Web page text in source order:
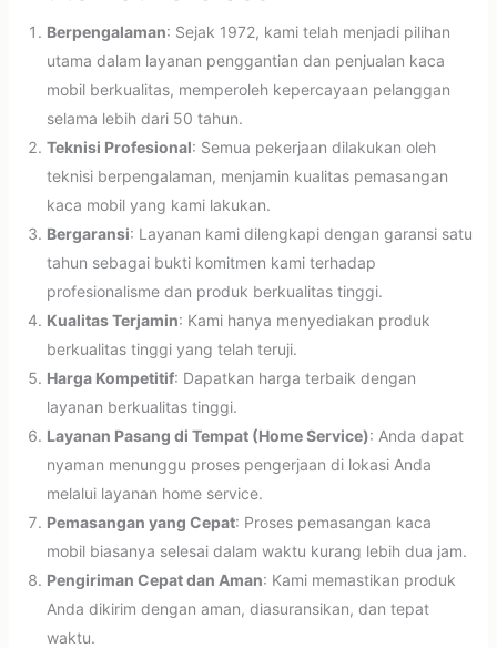
Berpengalaman: Sejak 1972, kami telah menjadi pilihan
utama dalam layanan penggantian dan penjualan kaca
mobil berkualitas, memperoleh kepercayaan pelanggan
selama lebih dari 50 tahun.
Teknisi Profesional: Semua pekerjaan dilakukan oleh
teknisi berpengalaman, menjamin kualitas pemasangan
kaca mobil yang kami lakukan.
Bergaransi: Layanan kami dilengkapi dengan garansi satu
tahun sebagai bukti komitmen kami terhadap
profesionalisme dan produk berkualitas tinggi.
Kualitas Terjamin: Kami hanya menyediakan produk
berkualitas tinggi yang telah teruji.
Harga Kompetitif: Dapatkan harga terbaik dengan
layanan berkualitas tinggi.
Layanan Pasang di Tempat (Home Service): Anda dapat
nyaman menunggu proses pengerjaan di lokasi Anda
melalui layanan home service.
Pemasangan yang Cepat: Proses pemasangan kaca
mobil biasanya selesai dalam waktu kurang lebih dua jam.
Pengiriman Cepat dan Aman: Kami memastikan produk
Anda dikirim dengan aman, diasuransikan, dan tepat
waktu.